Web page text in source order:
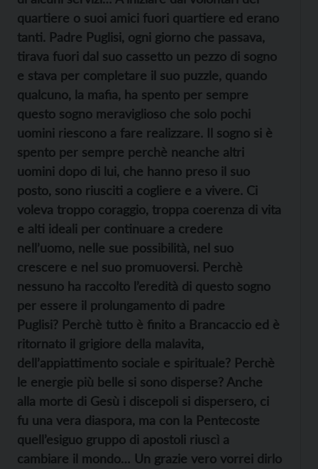
quartiere o suoi amici fuori quartiere ed erano
tanti. Padre Puglisi, ogni giorno che passava,
tirava fuori dal suo cassetto un pezzo di sogno
e stava per completare il suo puzzle, quando
qualcuno, la mafia, ha spento per sempre
questo sogno meraviglioso che solo pochi
uomini riescono a fare realizzare. Il sogno si è
spento per sempre perchè neanche altri
uomini dopo di lui, che hanno preso il suo
posto, sono riusciti a cogliere e a vivere. Ci
voleva troppo coraggio, troppa coerenza di vita
e alti ideali per continuare a credere
nell’uomo, nelle sue possibilità, nel suo
crescere e nel suo promuoversi. Perchè
nessuno ha raccolto l’eredità di questo sogno
per essere il prolungamento di padre
Puglisi? Perchè tutto è finito a Brancaccio ed è
ritornato il grigiore della malavita,
dell’appiattimento sociale e spirituale? Perchè
le energie più belle si sono disperse? Anche
alla morte di Gesù i discepoli si dispersero, ci
fu una vera diaspora, ma con la Pentecoste
quell’esiguo gruppo di apostoli riuscì a
cambiare il mondo… Un grazie vero vorrei dirlo